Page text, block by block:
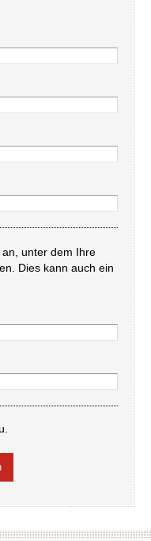
unter dem Ihre
Dies kann auch ein